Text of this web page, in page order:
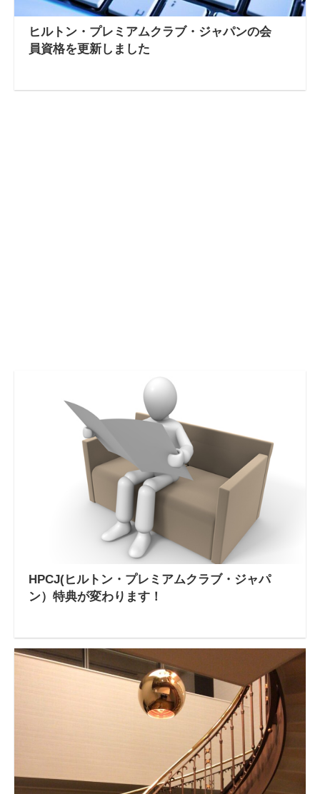
ヒルトン・プレミアムクラブ・ジャパンの会
員資格を更新しました
HPCJ(ヒルトン・プレミアムクラブ・ジャパ
ン）特典が変わります！